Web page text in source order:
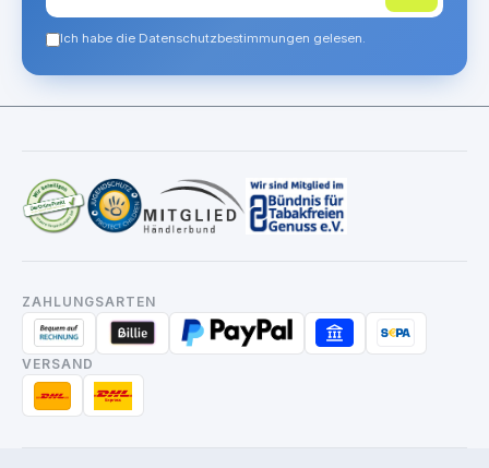
Ich habe die Datenschutzbestimmungen gelesen.
ZAHLUNGSARTEN
VERSAND